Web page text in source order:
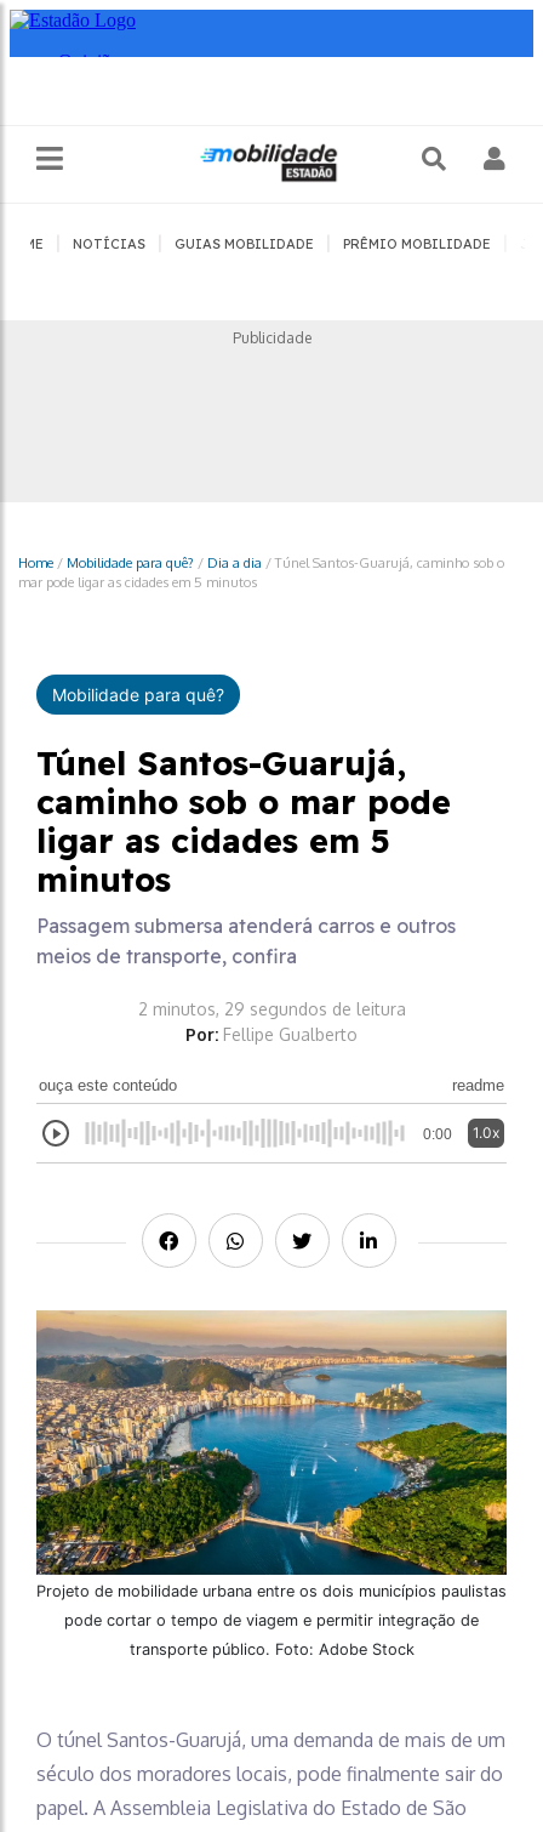
HOME NOTÍCIAS GUIAS MOBILIDADE PRÊMIO MOBILIDADE
Publicidade
Home / Mobilidade para quê? / Dia a dia /Túnel Santos-Guarujá, caminho sob o
mar pode ligar as cidades em 5 minutos
Mobilidade para quê?
Túnel Santos-Guarujá,
caminho sob o mar pode
ligar as cidades em 5
minutos
Passagem submersa atenderá carros e outros
meios de transporte, confira
2 minutos, 29 segundos de leitura
Por: Fellipe Gualberto
ouça este conteúdo readme
0:00 1.0x
Projeto de mobilidade urbana entre os dois municípios paulistas
pode cortar o tempo de viagem e permitir integração de
transporte público. Foto: Adobe Stock
O túnel Santos-Guarujá, uma demanda de mais de um
século dos moradores locais, pode finalmente sair do
papel. A Assembleia Legislativa do Estado de São